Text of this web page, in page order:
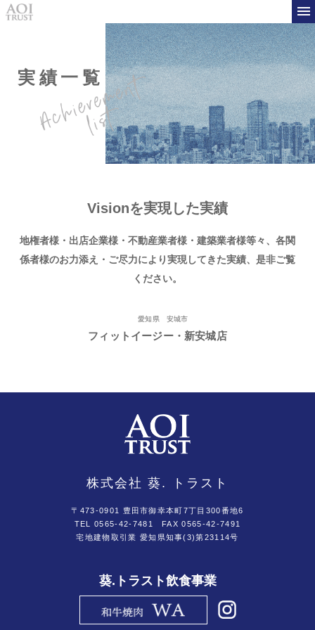
実績一覧
Visionを実現した実績
地権者様・出店企業様・不動産業者様・建築業者様等々、 各関
係者様のお力添え・ご尽力により実現してきた実績、是非ご覧
ください。
愛知県 安城市
フィットイージー・新安城店
株式会社 葵. トラスト
〒473-0901 豊田市御幸本町7丁目300番地6
TEL 0565-42-7481
FAX 0565-42-7491
宅地建物取引業 愛知県知事(3)第23114号
葵.トラスト飲食事業